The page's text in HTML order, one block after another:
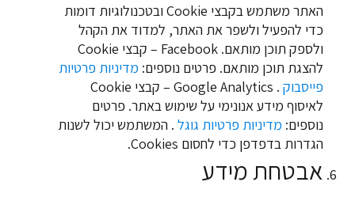
האתר משתמש בקבצי Cookie ובטכנולוגיות דומות
כדי להפעיל ולשפר את האתר, למדוד את הקהל
ולספק תוכן מותאם. Facebook – קבצי Cookie
להצגת תוכן מותאם. פרטים נוספים: מדיניות פרטיות
פייסבוק
. Google Analytics – קבצי Cookie
לאיסוף מידע אנונימי על שימוש באתר. פרטים
נוספים: מדיניות פרטיות גוגל . המשתמש יכול לשנות
הגדרות בדפדפן כדי לחסום Cookies.
אבטחת מידע